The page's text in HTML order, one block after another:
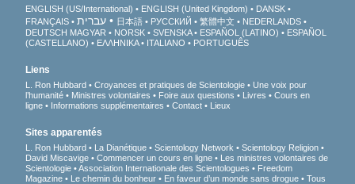
ENGLISH (US/International) ENGLISH (United Kingdom)
DANSK
FRANÇAIS
עברית 日本語 РУССКИЙ 繁體中文
NEDERLANDS
DEUTSCH MAGYAR NORSK SVENSKA ESPAÑOL (LATINO)
ESPAÑOL
(CASTELLANO)
ΕΛΛΗΝΙΚA ITALIANO PORTUGUÊS
Liens
L. Ron Hubbard Croyances et pratiques de Scientologie
Une voix pour
l’humanité
Ministres volontaires Foire aux questions Livres
Cours en
ligne
Informations supplémentaires Contact Lieux
Sites apparentés
L. Ron Hubbard La Dianétique Scientology Network
Scientology Religion
David Miscavige
Commencer un cours en ligne
Les ministres volontaires de
Scientologie
Association Internationale des Scientologues
Freedom
Magazine
Le chemin du bonheur En faveur d’un monde sans drogue
Tous